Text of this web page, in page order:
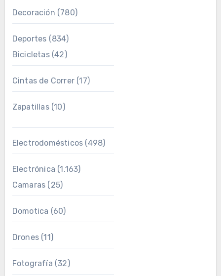
Decoración (780)
Deportes (834)
Bicicletas(42)
Cintas de Correr(17)
Zapatillas(10)
Electrodomésticos (498)
Electrónica (1.163)
Camaras (25)
Domotica (60)
Drones(11)
Fotografía (32)